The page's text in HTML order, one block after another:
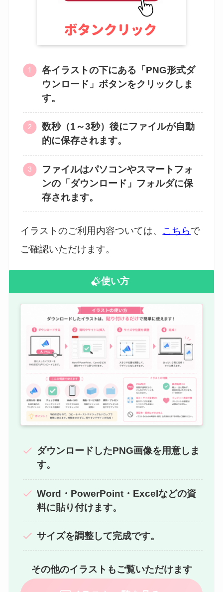
各イラストの下にある「PNG形式ダ
ウンロード」ボタンをクリックしま
す。
数秒（1～3秒）後にファイルが自動
的に保存されます。
ファイルはパソコンやスマートフォ
ンの「ダウンロード」フォルダに保
存されます。
イラストのご利用内容ついては、 こちらで
ご確認いただけます。
使い方
ダウンロードしたPNG画像を用意しま
す。
Word・PowerPoint・Excelなどの資
料に貼り付けます。
サイズを調整して完成です。
その他のイラストもご覧いただけます